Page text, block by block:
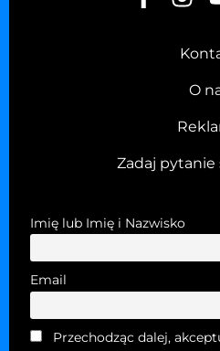
O
Zadaj pytanie
Imię lub Imię i Nazwisko
Email
Przechodząc dalej,